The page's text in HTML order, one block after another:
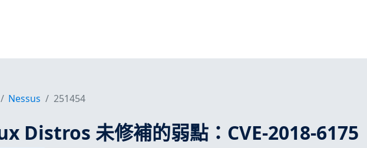
Nessus 251454
Distros 未修補的弱點：CVE-2018-6175